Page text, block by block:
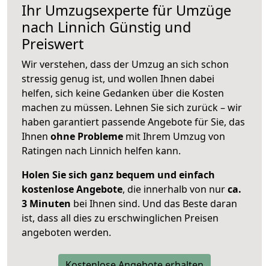
Ihr Umzugsexperte für Umzüge
nach Linnich Günstig und
Preiswert
Wir verstehen, dass der Umzug an sich schon
stressig genug ist, und wollen Ihnen dabei
helfen, sich keine Gedanken über die Kosten
machen zu müssen. Lehnen Sie sich zurück – wir
haben garantiert passende Angebote für Sie, das
Ihnen ohne Probleme mit Ihrem Umzug von
Ratingen nach Linnich helfen kann.
Holen Sie sich ganz bequem und einfach
kostenlose Angebote, die innerhalb von nurca.
3 Minuten bei Ihnen sind. Und das Beste daran
ist, dass all dies zu erschwinglichen Preisen
angeboten werden.